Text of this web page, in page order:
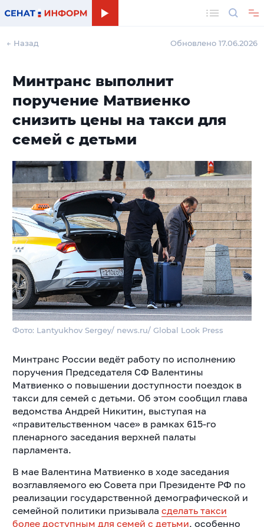
← Назад Обновлено 17.06.2026
Минтранс выполнит
поручение Матвиенко
снизить цены на такси для
семей с детьми
Фото: Lantyukhov Sergey/ news.ru/ Global Look Press
Минтранс России ведёт работу по исполнению
поручения Председателя СФ Валентины
Матвиенко о повышении доступности поездок в
такси для семей с детьми. Об этом сообщил глава
ведомства Андрей Никитин, выступая на
«правительственном часе» в рамках 615-го
пленарного заседания верхней палаты
парламента.
В мае Валентина Матвиенко в ходе заседания
возглавляемого ею Совета при Президенте РФ по
реализации государственной демографической и
семейной политики призывала сделать такси
более доступным для семей с детьми, особенно